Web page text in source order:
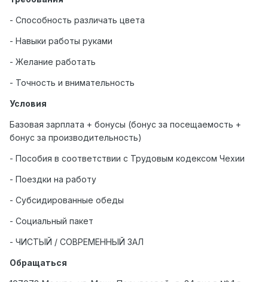
- Способность различать цвета
- Навыки работы руками
- Желание работать
- Точность и внимательность
Условия
Базовая зарплата + бонусы (бонус за посещаемость +
бонус за производительность)
- Пособия в соответствии с Трудовым кодексом Чехии
- Поездки на работу
- Субсидированные обеды
- Социальный пакет
- ЧИСТЫЙ / СОВРЕМЕННЫЙ ЗАЛ
Обращаться